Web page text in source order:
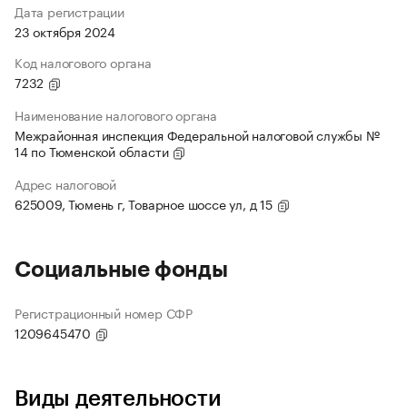
Дата регистрации
23 октября 2024
Код налогового органа
7232
Наименование налогового органа
Межрайонная инспекция Федеральной налоговой службы №
14 по Тюменской области
Адрес налоговой
625009, Тюмень г, Товарное шоссе ул, д 15
Социальные фонды
Регистрационный номер СФР
1209645470
Виды деятельности